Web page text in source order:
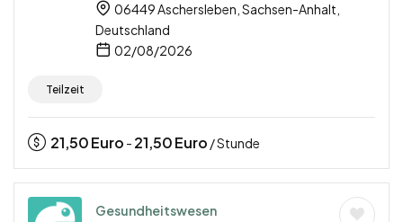
06449 Aschersleben, Sachsen-Anhalt,
Deutschland
02/08/2026
Teilzeit
21,50Euro - 21,50Euro / Stunde
Gesundheitswesen